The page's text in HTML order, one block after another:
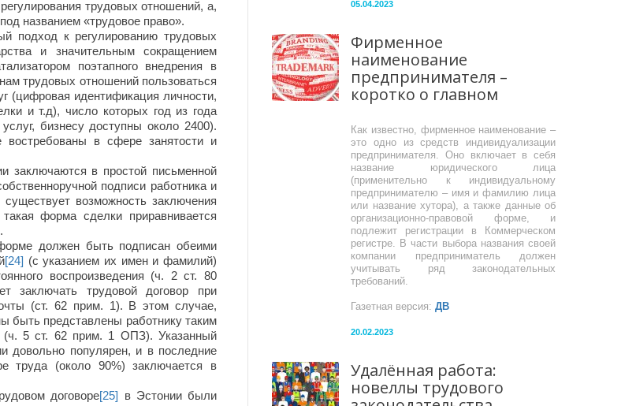
трудовых отношений, а,
названием «трудовое право».
к регулированию трудовых
и значительным сокращением
поэтапного внедрения в
трудовых отношений пользоваться
(цифровая идентификация личности,
и т.д), число которых год из года
бизнесу доступны около 2400).
в сфере занятости и
в простой письменной
подписи работника и
возможность заключения
форма сделки приравнивается
должен быть подписан обеими
[24] (с указанием их имен и фамилий)
воспроизведения (ч. 2 ст. 80
заключать трудовой договор при
(ст. 62 прим. 1). В этом случае,
быть представлены работнику таким
(ч. 5 ст. 62 прим. 1 ОПЗ). Указанный
довольно популярен, и в последние
труда (около 90%) заключается в
договоре[25] в Эстонии были
05.04.2023
Фирменное
наименование
предпринимателя –
коротко о главном
Как известно, фирменное наименование –
это одно из средств индивидуализации
предпринимателя. Оно включает в себя
название юридического лица
(применительно к индивидуальному
предпринимателю – имя и фамилию лица
или название хутора), а также данные об
организационно-правовой форме, и
подлежит регистрации в Коммерческом
регистре. В части выбора названия своей
компании предприниматель должен
учитывать ряд законодательных
требований.
Газетная версия: ДВ
20.02.2023
Удалённая работа:
новеллы трудового